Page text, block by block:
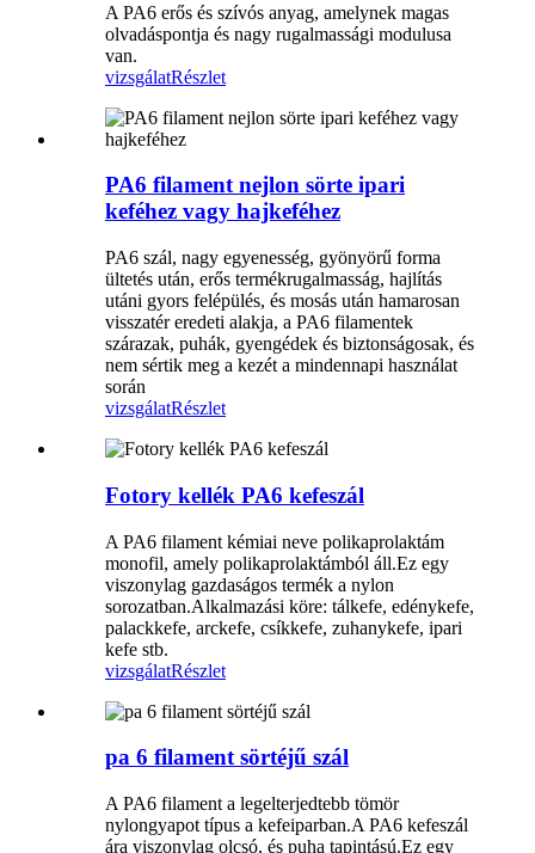
A PA6 erős és szívós anyag, amelynek magas
olvadáspontja és nagy rugalmassági modulusa
van.
vizsgálatRészlet
PA6 filament nejlon sörte ipari
keféhez vagy hajkeféhez
PA6 szál, nagy egyenesség, gyönyörű forma
ültetés után, erős termékrugalmasság, hajlítás
utáni gyors felépülés, és mosás után hamarosan
visszatér eredeti alakja, a PA6 filamentek
szárazak, puhák, gyengédek és biztonságosak, és
nem sértik meg a kezét a mindennapi használat
során
vizsgálatRészlet
Fotory kellék PA6 kefeszál
A PA6 filament kémiai neve polikaprolaktám
monofil, amely polikaprolaktámból áll.Ez egy
viszonylag gazdaságos termék a nylon
sorozatban.Alkalmazási köre: tálkefe, edénykefe,
palackkefe, arckefe, csíkkefe, zuhanykefe, ipari
kefe stb.
vizsgálatRészlet
pa 6 filament sörtéjű szál
A PA6 filament a legelterjedtebb tömör
nylongyapot típus a kefeiparban.A PA6 kefeszál
ára viszonylag olcsó, és puha tapintású.Ez egy